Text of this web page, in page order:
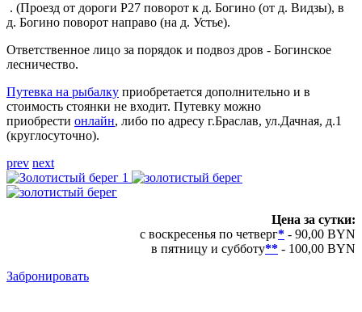
. (Проезд от дороги Р27 поворот к д. Богино (от д. Видзы), в
д. Богино поворот направо (на д. Устье).
Ответственное лицо за порядок и подвоз дров - Богинское
лесничество.
Путевка на рыбалку приобретается дополнительно и в
стоимость стоянки не входит. Путевку можно
приобрести онлайн, либо по адресу г.Браслав, ул.Дачная, д.1
(круглосуточно).
prev next
Цена за сутки:
с воскресенья по четверг* - 90,00 BYN
в пятницу и субботу** - 100,00 BYN
Забронировать